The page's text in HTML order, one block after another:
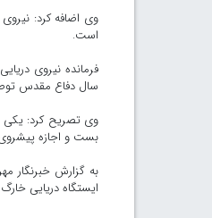
وی اضافه کرد:
است.
سال دفاع مقدس
بست و اجازه
به گزارش خبرنگار
ایستگاه دریایی